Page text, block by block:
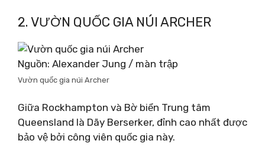
2. VƯỜN QUỐC GIA NÚI ARCHER
Nguồn: Alexander Jung / màn trập
Vườn quốc gia núi Archer
Giữa Rockhampton và Bờ biển Trung tâm
Queensland là Dãy Berserker, đỉnh cao nhất được
bảo vệ bởi công viên quốc gia này.